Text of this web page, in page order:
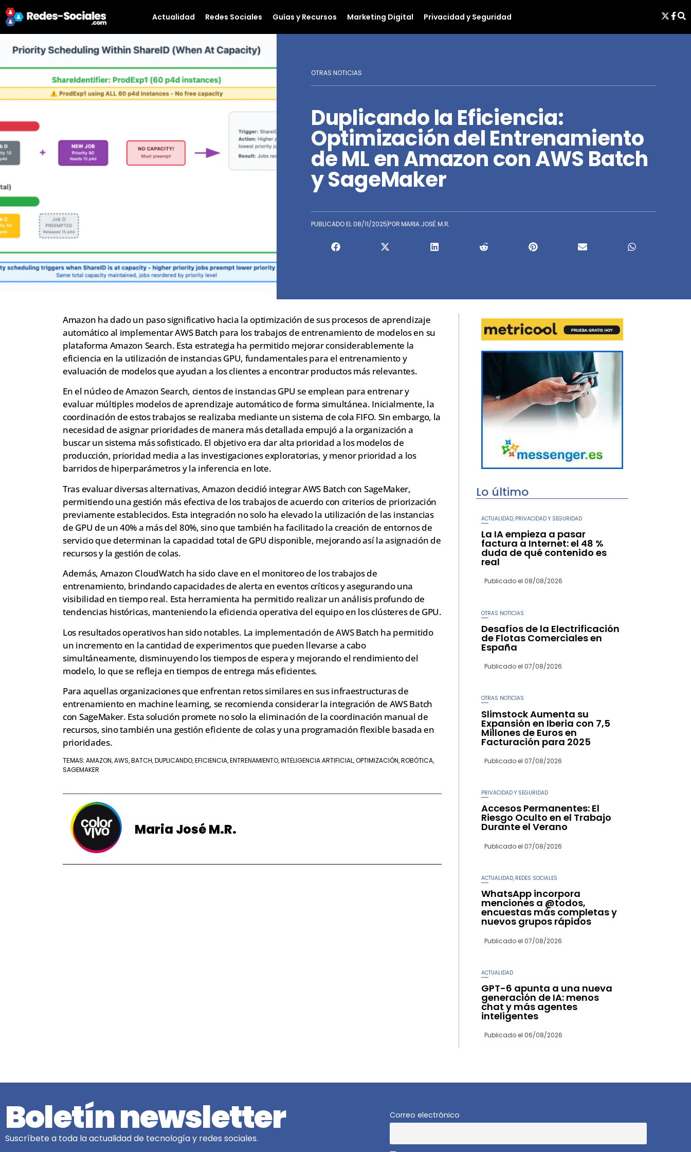
Actualidad Redes Sociales Guías y Recursos Marketing Digital Privacidad y Seguridad
OTRAS NOTICIAS
Duplicando la Eficiencia:
Optimización del Entrenamiento
de ML en Amazon con AWS Batch
y SageMaker
PUBLICADO EL 08/11/2025 POR MARIA JOSÉ M.R.
Amazon ha dado un paso significativo hacia la optimización de sus procesos de aprendizaje
automático al implementar AWS Batch para los trabajos de entrenamiento de modelos en su
plataforma Amazon Search. Esta estrategia ha permitido mejorar considerablemente la
eficiencia en la utilización de instancias GPU, fundamentales para el entrenamiento y
evaluación de modelos que ayudan a los clientes a encontrar productos más relevantes.
En el núcleo de Amazon Search, cientos de instancias GPU se emplean para entrenar y
evaluar múltiples modelos de aprendizaje automático de forma simultánea. Inicialmente, la
coordinación de estos trabajos se realizaba mediante un sistema de cola FIFO. Sin embargo, la
necesidad de asignar prioridades de manera más detallada empujó a la organización a
buscar un sistema más sofisticado. El objetivo era dar alta prioridad a los modelos de
producción, prioridad media a las investigaciones exploratorias, y menor prioridad a los
barridos de hiperparámetros y la inferencia en lote.
Tras evaluar diversas alternativas, Amazon decidió integrar AWS Batch con SageMaker,
permitiendo una gestión más efectiva de los trabajos de acuerdo con criterios de priorización
previamente establecidos. Esta integración no solo ha elevado la utilización de las instancias
de GPU de un 40% a más del 80%, sino que también ha facilitado la creación de entornos de
servicio que determinan la capacidad total de GPU disponible, mejorando así la asignación de
recursos y la gestión de colas.
Además, Amazon CloudWatch ha sido clave en el monitoreo de los trabajos de
entrenamiento, brindando capacidades de alerta en eventos críticos y asegurando una
visibilidad en tiempo real. Esta herramienta ha permitido realizar un análisis profundo de
tendencias históricas, manteniendo la eficiencia operativa del equipo en los clústeres de GPU.
Los resultados operativos han sido notables. La implementación de AWS Batch ha permitido
un incremento en la cantidad de experimentos que pueden llevarse a cabo
simultáneamente, disminuyendo los tiempos de espera y mejorando el rendimiento del
modelo, lo que se refleja en tiempos de entrega más eficientes.
Para aquellas organizaciones que enfrentan retos similares en sus infraestructuras de
entrenamiento en machine learning, se recomienda considerar la integración de AWS Batch
con SageMaker. Esta solución promete no solo la eliminación de la coordinación manual de
recursos, sino también una gestión eficiente de colas y una programación flexible basada en
prioridades.
TEMAS: AMAZON, AWS, BATCH, DUPLICANDO, EFICIENCIA, ENTRENAMIENTO, INTELIGENCIA ARTIFICIAL, OPTIMIZACIÓN, ROBÓTICA,
SAGEMAKER
Maria José M.R.
Lo último
ACTUALIDAD PRIVACIDAD Y SEGURIDAD
La IA empieza a pasar
factura a Internet: el 48 %
duda de qué contenido es
real
Publicado el 08/08/2026
OTRAS NOTICIAS
Desafíos de la Electrificación
de Flotas Comerciales en
España
Publicado el 07/08/2026
OTRAS NOTICIAS
Slimstock Aumenta su
Expansión en Iberia con 7,5
Millones de Euros en
Facturación para 2025
Publicado el 07/08/2026
PRIVACIDAD Y SEGURIDAD
Accesos Permanentes: El
Riesgo Oculto en el Trabajo
Durante el Verano
Publicado el 07/08/2026
ACTUALIDAD REDES SOCIALES
WhatsApp incorpora
menciones a @todos,
encuestas más completas y
nuevos grupos rápidos
Publicado el 07/08/2026
ACTUALIDAD
GPT-6 apunta a una nueva
generación de IA: menos
chat y más agentes
inteligentes
Publicado el 06/08/2026
Boletín newsletter
Suscríbete a toda la actualidad de tecnología y redes sociales.
Correo electrónico